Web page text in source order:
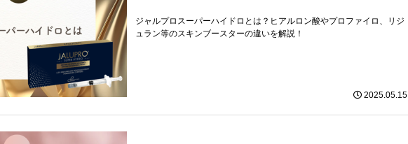
ジャルプロスーパーハイドロとは？ヒアルロン酸やプロファイロ、リジ
ュラン等のスキンブースターの違いを解説！
2025.05.15